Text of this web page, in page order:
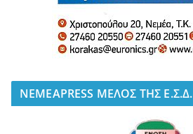
NEMEAPRESS ΜΕΛΟΣ ΤΗΣ Ε.Σ.Δ.